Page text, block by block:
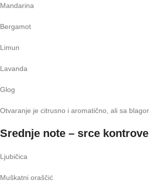
Mandarina
Bergamot
Limun
Lavanda
Glog
Otvaranje je citrusno i aromatično, ali sa
Srednje note – srce
Ljubičica
Muškatni oraščić